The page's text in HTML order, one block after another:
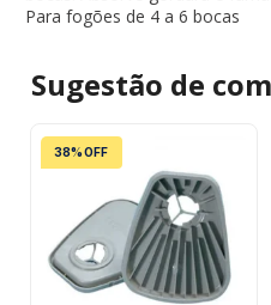
Para fogões de 4 a 6 bocas
Sugestão de
38% OFF